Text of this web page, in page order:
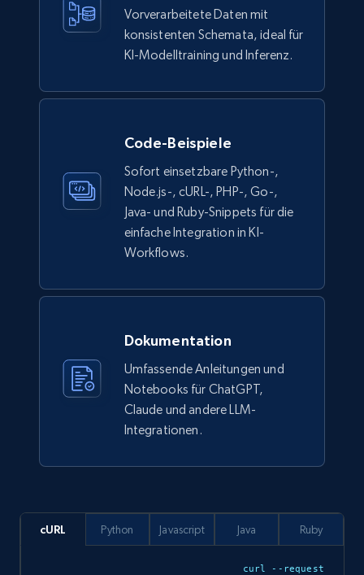
Description, In stock, Color, Size, Reviews
count, Main image, Category url, Category, and
151+ Jetzt kaufen
Walmart sellers info
Seller id, URL, Catalog seller id, Seller name, Seller
display name, Seller email, Seller phone, Seller
912+ 88+ Jetzt kaufen
eCommerce
Vorverarbeitete Daten mit
konsistenten Schemata, ideal für
KI-Modelltraining und Inferenz.
Code-Beispiele
Sofort einsetzbare Python-,
Node.js-, cURL-, PHP-, Go-,
Java- und Ruby-Snippets für die
einfache Integration in KI-
Workflows.
Dokumentation
Umfassende Anleitungen und
Notebooks für ChatGPT,
Claude und andere LLM-
Integrationen.
cURL
curl --request
Python Javascript Java Ruby